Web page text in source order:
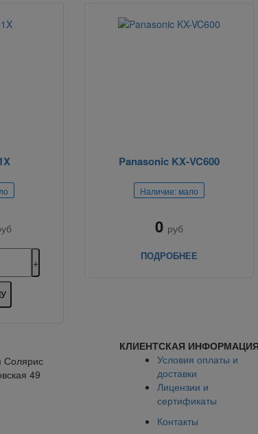
Panasonic KX-VC600
Наличие: мало
0 руб
ПОДРОБНЕЕ
Солярис
49
КЛИЕНТСКАЯ ИНФОРМАЦИЯ
Условия оплаты и
доставки
Лицензии и
сертификаты
Контакты